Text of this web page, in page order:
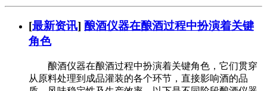
[最新资讯] 酿酒仪器在酿酒过程中扮演着关键
角色
酿酒仪器在酿酒过程中扮演着关键角色，它们贯穿
从原料处理到成品灌装的各个环节，直接影响酒的品